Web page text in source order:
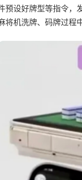
预设好牌型等指令，
将机洗牌、码牌过程